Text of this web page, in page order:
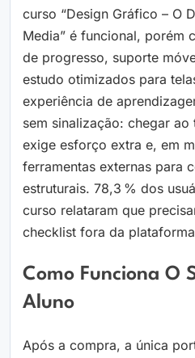
curso “Design Gráfico – O
Media” é funcional, porém
de progresso, suporte
estudo otimizados para
experiência de
sem sinalização: chegar
exige esforço extra e, em
ferramentas externas para
estruturais. 78,3 % dos
curso relataram que
checklist fora da
Como Funciona O
Aluno
Após a compra, a única